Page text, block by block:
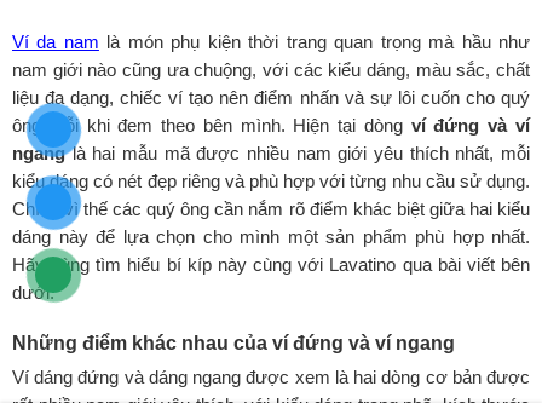
Ví da nam là món phụ kiện thời trang quan trọng mà hầu như
nam giới nào cũng ưa chuộng, với các kiểu dáng, màu sắc, chất
liệu đa dạng, chiếc ví tạo nên điểm nhấn và sự lôi cuốn cho quý
ông mỗi khi đem theo bên mình. Hiện tại dòng ví đứng và ví
nganglà hai mẫu mã được nhiều nam giới yêu thích nhất, mỗi
kiểu dáng có nét đẹp riêng và phù hợp với từng nhu cầu sử dụng.
Chính vì thế các quý ông cần nắm rõ điểm khác biệt giữa hai kiểu
dáng này để lựa chọn cho mình một sản phẩm phù hợp nhất.
Hãy cùng tìm hiểu bí kíp này cùng với Lavatino qua bài viết bên
dưới.
Những điểm khác nhau của ví đứng và ví ngang
Ví dáng đứng và dáng ngang được xem là hai dòng cơ bản được